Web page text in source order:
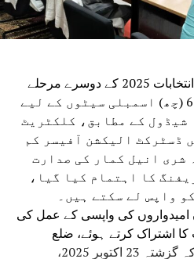
ارریہ : بہار اسمبلی کے عام انتخابات 2025 کے دوسرے مرحلے
کے تحت ارریہ ضلع کی تمام 6 (چھ) اسمبلی سیٹوں کے لیے
شیڈول کے مطابق، کلکٹریٹ
ڈسٹرکٹ الیکشن آفیسر کم
شری انیل کمار کی صدارت
کا اہتمام کیا گیا،
واپس لے سکتے ہیں۔
امیدواروں کی واپسی کے عمل کی
اشتراک کرتے ہوئے، ضلع
الیکشن آفیسر ارریہ نے کہا کہ گزشتہ 23 اکتوبر 2025،